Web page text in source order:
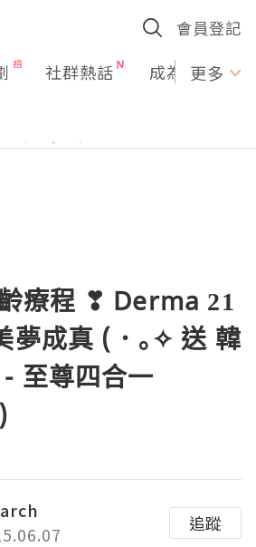
會員登記
社群熱話 成為U更多
療程 ❣ Derma 21
夢成真 (．｡✧ 送 韓
至尊四合一
追蹤